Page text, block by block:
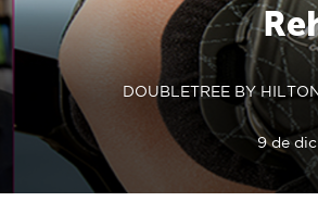
DOUBLETREE BY
9 de